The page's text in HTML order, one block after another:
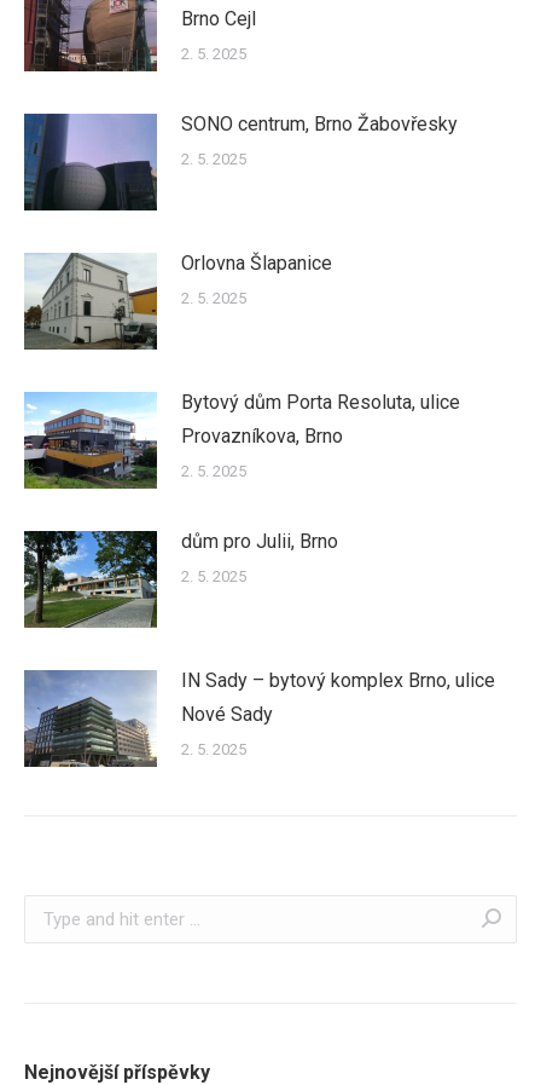
Brno Cejl
2. 5. 2025
SONO centrum, Brno Žabovřesky
2. 5. 2025
Orlovna Šlapanice
2. 5. 2025
Bytový dům Porta Resoluta, ulice
Provazníkova, Brno
2. 5. 2025
dům pro Julii, Brno
2. 5. 2025
IN Sady – bytový komplex Brno, ulice
Nové Sady
2. 5. 2025
Search:
Nejnovější příspěvky